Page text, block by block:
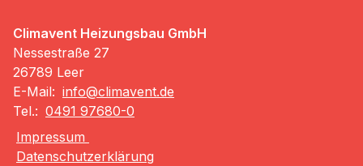
Climavent Heizungsbau GmbH
Nessestraße 27
26789 Leer
E-Mail: info@climavent.de
Tel.: 0491 97680-0
Impressum
Datenschutzerklärung